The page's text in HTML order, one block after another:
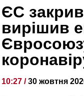
ЄС
вирішив
10:27 /30 жовтня